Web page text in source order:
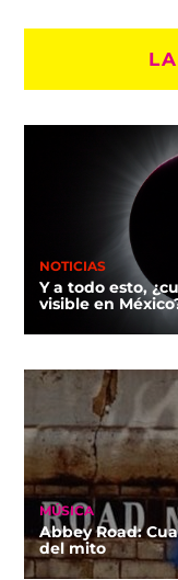
NOTICIAS
Y a todo esto,
visible en
MÚSICA
Abbey Road:
del mito